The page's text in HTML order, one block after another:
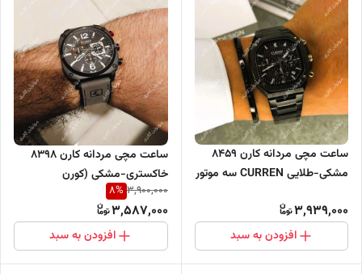
ساعت مچی مردانه کارن 8459
مشکی-طلایی CURREN سه موتور
3,939,000
افزودن به سبد
ساعت مچی مردانه کارن 8398
خاکستری-مشکی (کورن
CURREN) سه موتور فعال
3,900,000
8%
3,587,000
افزودن به سبد